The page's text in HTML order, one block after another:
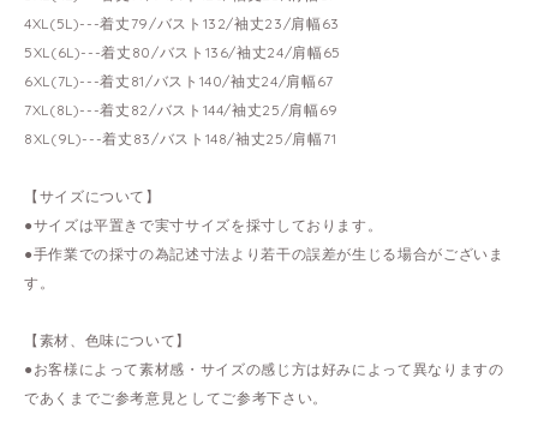
4XL(5L)---着丈79/バスト132/袖丈23/肩幅63
5XL(6L)---着丈80/バスト136/袖丈24/肩幅65
6XL(7L)---着丈81/バスト140/袖丈24/肩幅67
7XL(8L)---着丈82/バスト144/袖丈25/肩幅69
8XL(9L)---着丈83/バスト148/袖丈25/肩幅71
【サイズについて】
●サイズは平置きで実寸サイズを採寸しております。
●手作業での採寸の為記述寸法より若干の誤差が生じる場合がございま
す。
【素材、色味について】
●お客様によって素材感・サイズの感じ方は好みによって異なりますの
であくまでご参考意見としてご参考下さい。